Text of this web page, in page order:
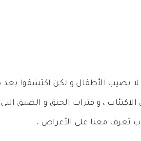
لا يصيب الأطفال و لكن اكتشفوا بعد
، و فترات الحنق و الضيق التى
تعرف معنا على الأعراض .